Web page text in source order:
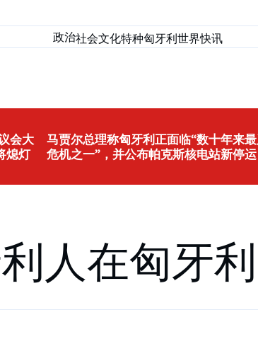
政治社会文化特种匈牙利世界快讯
会大
熄灯
马贾尔总理称匈牙利正面临“数十年来
危机之一”，并公布帕克斯核电站新停
人在匈牙